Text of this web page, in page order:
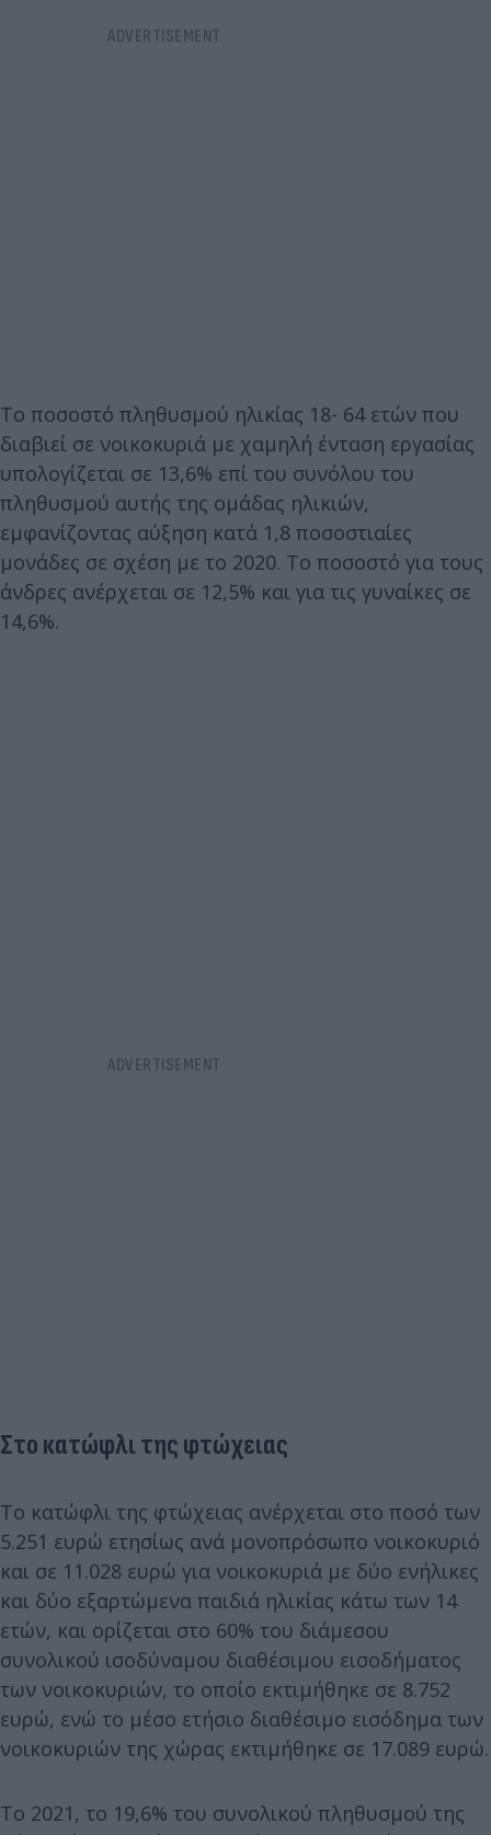
Το ποσοστό πληθυσμού ηλικίας 18- 64 ετών που
διαβιεί σε νοικοκυριά με χαμηλή ένταση εργασίας
υπολογίζεται σε 13,6% επί του συνόλου του
πληθυσμού αυτής της ομάδας ηλικιών,
εμφανίζοντας αύξηση κατά 1,8 ποσοστιαίες
μονάδες σε σχέση με το 2020. Το ποσοστό για τους
άνδρες ανέρχεται σε 12,5% και για τις γυναίκες σε
14,6%.
Στο κατώφλι της φτώχειας
Το κατώφλι της φτώχειας ανέρχεται στο ποσό των
5.251 ευρώ ετησίως ανά μονοπρόσωπο νοικοκυριό
και σε 11.028 ευρώ για νοικοκυριά με δύο ενήλικες
και δύο εξαρτώμενα παιδιά ηλικίας κάτω των 14
ετών, και ορίζεται στο 60% του διάμεσου
συνολικού ισοδύναμου διαθέσιμου εισοδήματος
των νοικοκυριών, το οποίο εκτιμήθηκε σε 8.752
ευρώ, ενώ το μέσο ετήσιο διαθέσιμο εισόδημα των
νοικοκυριών της χώρας εκτιμήθηκε σε 17.089 ευρώ.
Το 2021, το 19,6% του συνολικού πληθυσμού της